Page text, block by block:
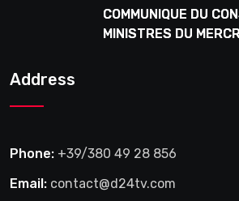
COMMUNIQUE DU
MINISTRES DU
Address
Phone: +39/380 49 28 856
Email: contact@d24tv.com